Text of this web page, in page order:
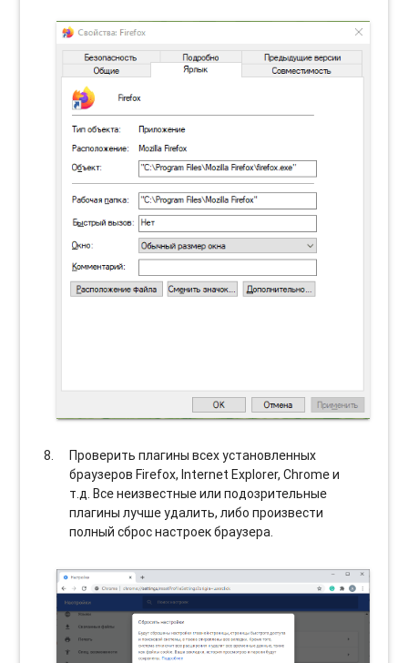
Проверить плагины всех установленных
браузеров Firefox, Internet Explorer, Chrome и
т.д. Все неизвестные или подозрительные
плагины лучше удалить, либо произвести
полный сброс настроек браузера.